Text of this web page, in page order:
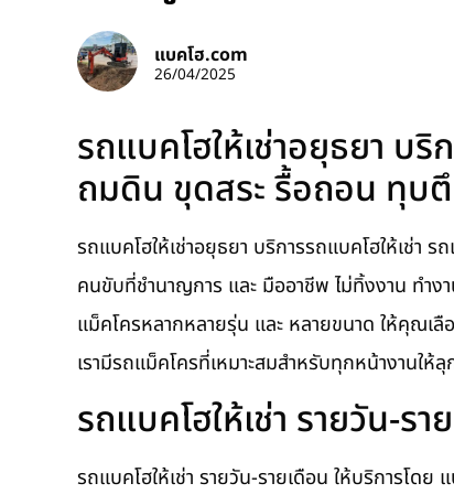
แบคโฮ.com
26/04/2025
รถแบคโฮให้เช่าอยุธยา บริ
ถมดิน ขุดสระ รื้อถอน ทุบ
รถแบคโฮให้เช่าอยุธยา บริการรถแบคโฮให้เช่
คนขับที่ชำนาญการ และ มืออาชีพ ไม่ทิ้งงาน ทำง
แม็คโครหลากหลายรุ่น และ หลายขนาด ให้คุณเ
เรามีรถแม็คโครที่เหมาะสมสำหรับทุกหน้างานให้ลุ
รถแบคโฮให้เช่า รายวัน-รา
รถแบคโฮให้เช่า รายวัน-รายเดือน ให้บริการโด